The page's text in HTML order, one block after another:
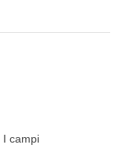
I campi